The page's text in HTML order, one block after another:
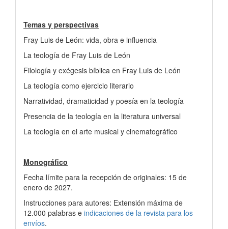
Temas y perspectivas
Fray Luis de León: vida, obra e influencia
La teología de Fray Luis de León
Filología y exégesis bíblica en Fray Luis de León
La teología como ejercicio literario
Narratividad, dramaticidad y poesía en la teología
Presencia de la teología en la literatura universal
La teología en el arte musical y cinematográfico
Monográfico
Fecha límite para la recepción de originales: 15 de
enero de 2027.
Instrucciones para autores: Extensión máxima de
12.000 palabras e indicaciones de la revista para los
envíos.